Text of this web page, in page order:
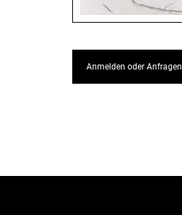
Anmelden oder Anfragen